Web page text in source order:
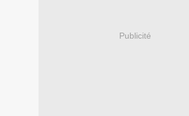
Publicité